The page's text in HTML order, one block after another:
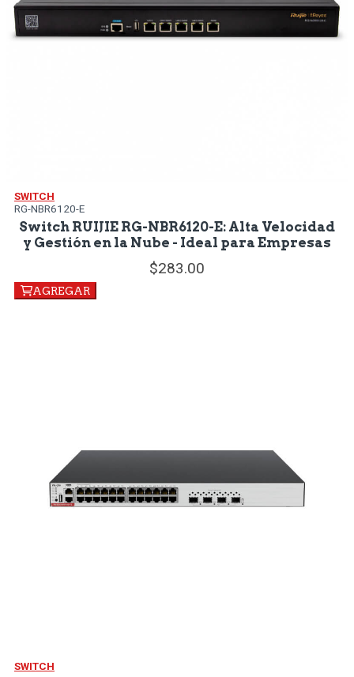
SWITCH
RG-NBR6120-E
Switch RUIJIE RG-NBR6120-E: Alta Velocidad
y Gestión en la Nube - Ideal para Empresas
283.00
AGREGAR
SWITCH